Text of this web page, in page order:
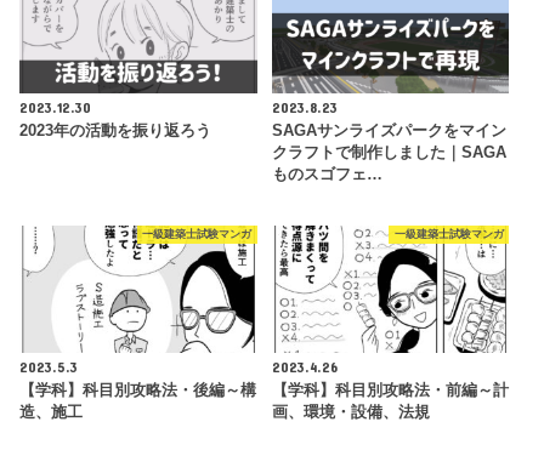
2023.12.30
2023年の活動を振り返ろう
2023.8.23
SAGAサンライズパークをマイン
クラフトで制作しました｜SAGA
ものスゴフェ…
一級建築士試験マンガ
2023.5.3
【学科】科目別攻略法・後編～構
造、施工
一級建築士試験マンガ
2023.4.26
【学科】科目別攻略法・前編～計
画、環境・設備、法規